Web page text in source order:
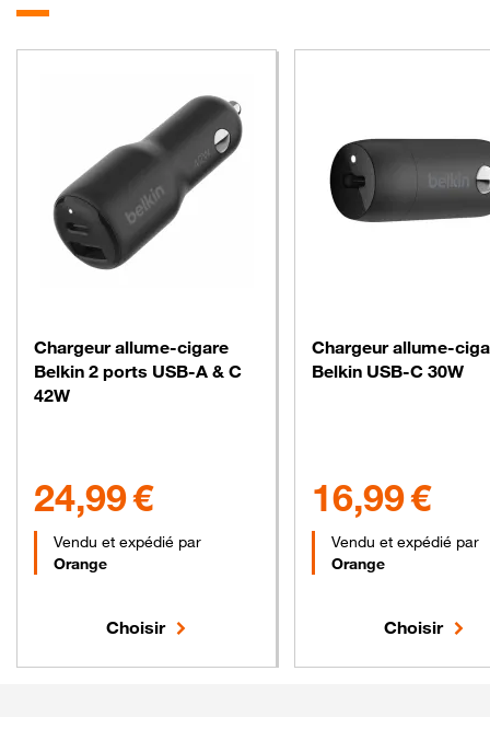
Chargeur allume-cigare
Belkin 2 ports USB-A & C
42W
24,99 €
Vendu et expédié par
Orange
Choisir
Chargeur allume-
Belkin USB-C 30W
16,99 €
Vendu et expédié par
Orange
Choisir